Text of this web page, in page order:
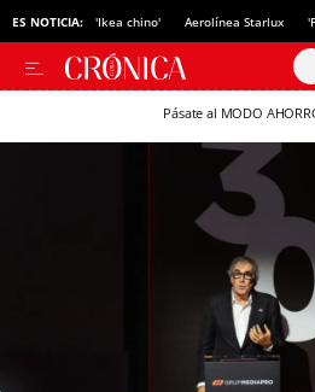
ES NOTICIA: 'Ikea chino' Aerolínea Starlux
Pásate al MODO